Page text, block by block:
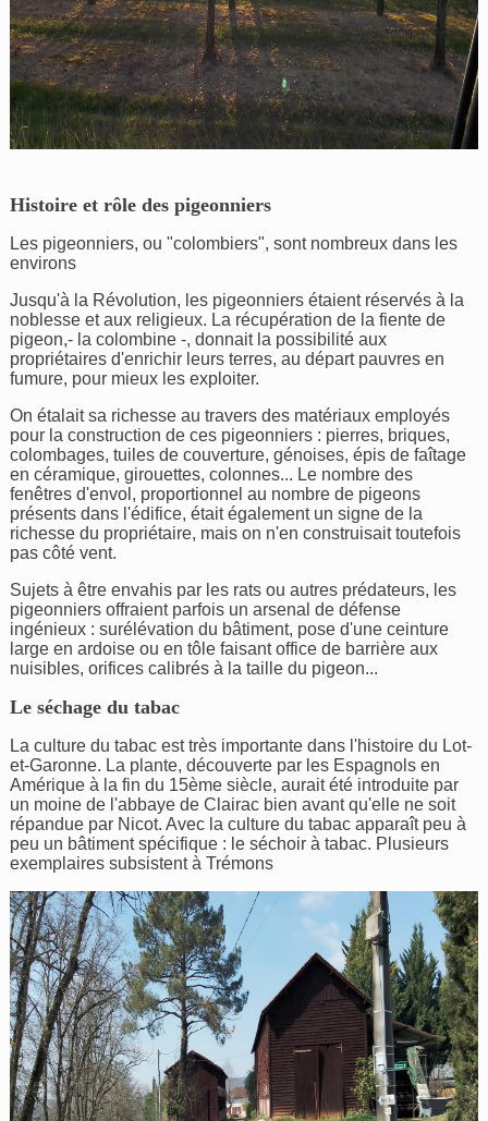
Histoire et rôle des pigeonniers
Les pigeonniers, ou "colombiers", sont nombreux dans les
environs
Jusqu'à la Révolution, les pigeonniers étaient réservés à la
noblesse et aux religieux. La récupération de la fiente de
pigeon,- la colombine -, donnait la possibilité aux
propriétaires d'enrichir leurs terres, au départ pauvres en
fumure, pour mieux les exploiter.
On étalait sa richesse au travers des matériaux employés
pour la construction de ces pigeonniers : pierres, briques,
colombages, tuiles de couverture, génoises, épis de faîtage
en céramique, girouettes, colonnes... Le nombre des
fenêtres d'envol, proportionnel au nombre de pigeons
présents dans l'édifice, était également un signe de la
richesse du propriétaire, mais on n'en construisait toutefois
pas côté vent.
Sujets à être envahis par les rats ou autres prédateurs, les
pigeonniers offraient parfois un arsenal de défense
ingénieux : surélévation du bâtiment, pose d'une ceinture
large en ardoise ou en tôle faisant office de barrière aux
nuisibles, orifices calibrés à la taille du pigeon...
Le séchage du tabac
La culture du tabac est très importante dans l'histoire du Lot-
et-Garonne. La plante, découverte par les Espagnols en
Amérique à la fin du 15ème siècle, aurait été introduite par
un moine de l'abbaye de Clairac bien avant qu'elle ne soit
répandue par Nicot. Avec la culture du tabac apparaît peu à
peu un bâtiment spécifique : le séchoir à tabac. Plusieurs
exemplaires subsistent à Trémons